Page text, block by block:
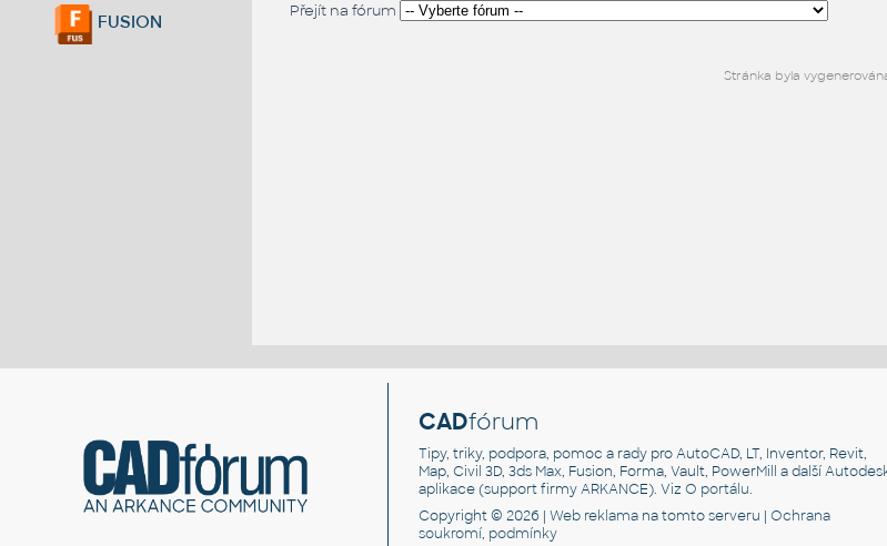
FUSION
Přejít na fórum
Stránka byla
CADfórum
Tipy, triky, podpora, pomoc a rady pro AutoCAD, LT, Inventor, Revit,
Map, Civil 3D, 3ds Max, Fusion, Forma, Vault, PowerMill a další
aplikace (support firmy ARKANCE). VizO portálu.
Copyright © 2026 |Web reklama na tomto serveru |Ochrana
soukromí, podmínky